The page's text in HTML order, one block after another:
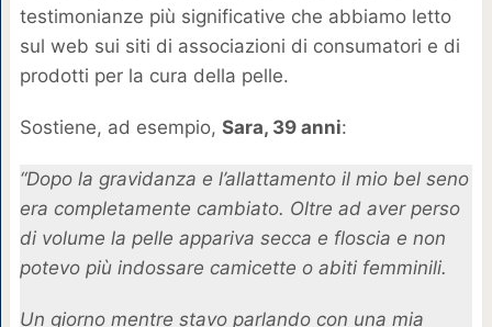
testimonianze più significative che abbiamo letto
sul web sui siti di associazioni di consumatori e di
prodotti per la cura della pelle.
Sostiene, ad esempio, Sara, 39 anni:
“Dopo la gravidanza e l’allattamento il mio bel seno
era completamente cambiato. Oltre ad aver perso
di volume la pelle appariva secca e floscia e non
potevo più indossare camicette o abiti femminili.
Un giorno mentre stavo parlando con una mia